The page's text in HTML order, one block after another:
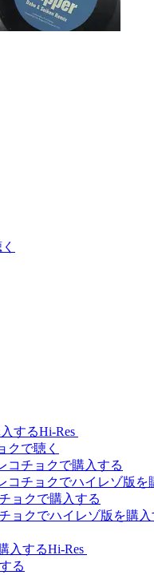
Hi-Res
Hi-Res